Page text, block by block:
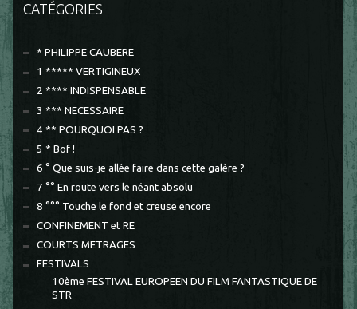
CATÉGORIES
* PHILIPPE CAUBERE
1 ***** VERTIGINEUX
2 **** INDISPENSABLE
3 *** NECESSAIRE
4 ** POURQUOI PAS ?
5 * Bof !
6 ° Que suis-je allée faire dans cette galère ?
7 °° En route vers le néant absolu
8 °°° Touche le fond et creuse encore
CONFINEMENT et RE
COURTS METRAGES
FESTIVALS
10ème FESTIVAL EUROPEEN DU FILM FANTASTIQUE DE
STR